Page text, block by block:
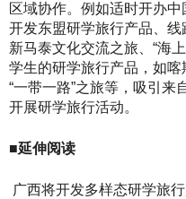
区域协作。例如适时开办
开发东盟研学旅行产品、线
新马泰文化交流之旅、“海
学生的研学旅行产品，如喀
“一带一路”之旅等，吸引
开展研学旅行活动。
■延伸阅读
广西将开发多样态研学旅